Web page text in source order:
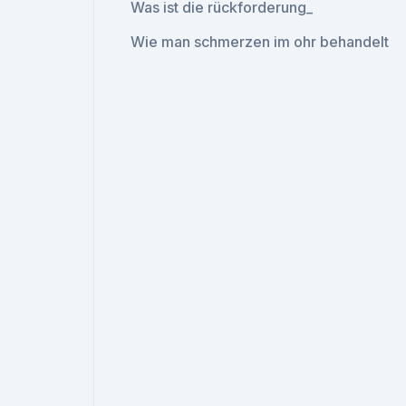
Was ist die rückforderung_
Wie man schmerzen im ohr behandelt